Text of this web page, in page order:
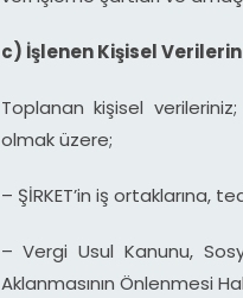
c) İşlenen Kişisel
Toplanan kişisel
olmak üzere;
– ŞİRKET’in iş ortaklarına,
– Vergi Usul Kanunu,
Aklanmasının Önlenmesi